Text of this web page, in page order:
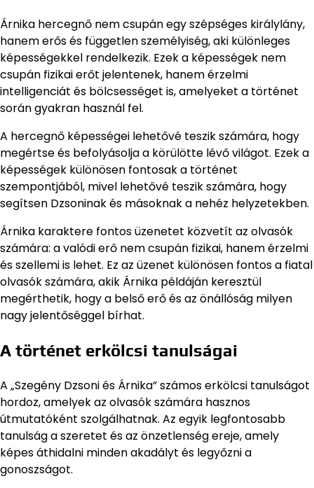
Árnika hercegnő nem csupán egy szépséges királylány,
hanem erős és független személyiség, aki különleges
képességekkel rendelkezik. Ezek a képességek nem
csupán fizikai erőt jelentenek, hanem érzelmi
intelligenciát és bölcsességet is, amelyeket a történet
során gyakran használ fel.
A hercegnő képességei lehetővé teszik számára, hogy
megértse és befolyásolja a körülötte lévő világot. Ezek a
képességek különösen fontosak a történet
szempontjából, mivel lehetővé teszik számára, hogy
segítsen Dzsoninak és másoknak a nehéz helyzetekben.
Árnika karaktere fontos üzenetet közvetít az olvasók
számára: a valódi erő nem csupán fizikai, hanem érzelmi
és szellemi is lehet. Ez az üzenet különösen fontos a fiatal
olvasók számára, akik Árnika példáján keresztül
megérthetik, hogy a belső erő és az önállóság milyen
nagy jelentőséggel bírhat.
A történet erkölcsi tanulságai
A „Szegény Dzsoni és Árnika” számos erkölcsi tanulságot
hordoz, amelyek az olvasók számára hasznos
útmutatóként szolgálhatnak. Az egyik legfontosabb
tanulság a szeretet és az önzetlenség ereje, amely
képes áthidalni minden akadályt és legyőzni a
gonoszságot.